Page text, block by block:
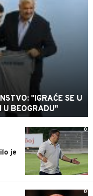
"IGRAĆE SE U
U BEOGRADU"
0
je
0